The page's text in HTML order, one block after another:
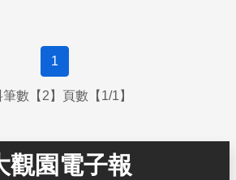
1
筆數【2】頁數【1/1】
觀園電子報